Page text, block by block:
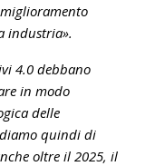
industria».
4.0 debbano
in modo
delle
quindi di
oltre il 2025, il